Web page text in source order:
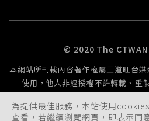
備，以持續精進全社會防衛韌性。
為提供最佳服務，本站使用
查看，若繼續瀏覽網頁，即表示同
© 2020 The
本網站所刊載內容著作權屬王道旺台
使用，他人非經授權不許轉載、重